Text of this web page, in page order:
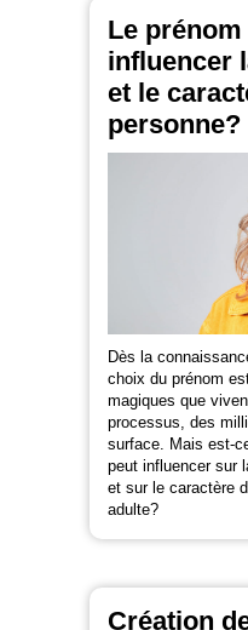
Le
influencer
et le
personne?
Dès la
choix du prénom
magiques que
processus, des
surface. Mais est-
peut influencer sur
et sur le caractère
adulte?
Création